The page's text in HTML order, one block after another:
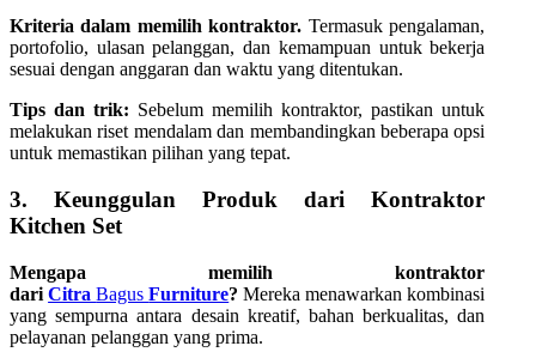
Kriteria dalam memilih kontraktor. Termasuk pengalaman,
portofolio, ulasan pelanggan, dan kemampuan untuk bekerja
sesuai dengan anggaran dan waktu yang ditentukan.
Tips dan trik: Sebelum memilih kontraktor, pastikan untuk
melakukan riset mendalam dan membandingkan beberapa opsi
untuk memastikan pilihan yang tepat.
3. Keunggulan Produk dari Kontraktor
Kitchen Set
Mengapa memilih kontraktor
dariCitraBagusFurniture? Mereka menawarkan kombinasi
yang sempurna antara desain kreatif, bahan berkualitas, dan
pelayanan pelanggan yang prima.